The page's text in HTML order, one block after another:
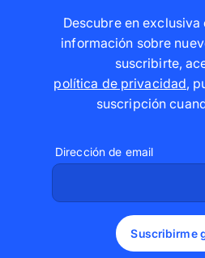
Descubre en
información sobre
suscribirte,
política de privacidad,
suscripción
Dirección de email
Suscribirme